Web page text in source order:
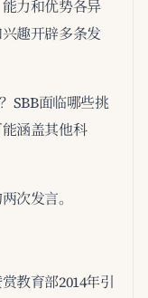
力和优势各异
趣开辟多条发
SBB面临哪些挑
涵盖其他科
次发言。
教育部2014年引